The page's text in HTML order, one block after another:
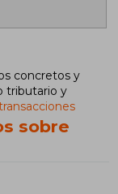
concretos y
tributario y
sobre